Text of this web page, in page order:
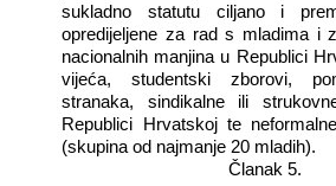
sukladno statutu ciljano i
opredijeljene za rad s mladima i
nacionalnih manjina u Republici
vijeća, studentski zborovi,
stranaka, sindikalne ili
Republici Hrvatskoj te
(skupina od najmanje 20 mladih).
Članak 5.